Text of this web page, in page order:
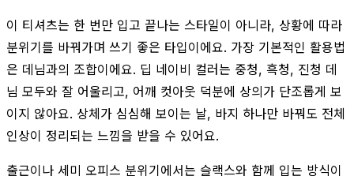
이 티셔츠는 한 번만 입고 끝나는 스타일이 아니라, 상황에 따라
분위기를 바꿔가며 쓰기 좋은 타입이에요. 가장 기본적인 활용법
은 데님과의 조합이에요. 딥 네이비 컬러는 중청, 흑청, 진청 데
님 모두와 잘 어울리고, 어깨 컷아웃 덕분에 상의가 단조롭게 보
이지 않아요. 상체가 심심해 보이는 날, 바지 하나만 바꿔도 전체
인상이 정리되는 느낌을 받을 수 있어요.
출근이나 세미 오피스 분위기에서는 슬랙스와 함께 입는 방식이